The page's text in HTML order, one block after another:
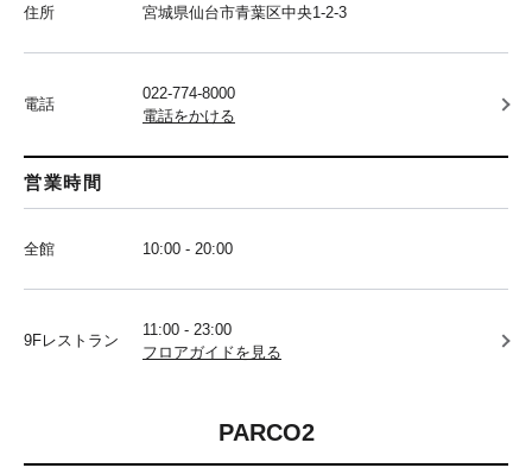
住所 宮城県仙台市青葉区中央1-2-3
電話
022-774-8000
電話をかける
営業時間
全館 10:00 - 20:00
9Fレストラン
11:00 - 23:00
フロアガイドを見る
PARCO2